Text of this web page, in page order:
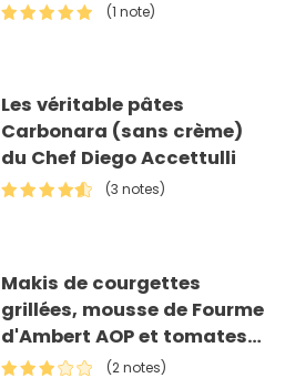
(1 note)
Les véritable pâtes
Carbonara (sans crème)
du Chef Diego Accettulli
(3 notes)
Makis de courgettes
grillées, mousse de Fourme
d'Ambert AOP et tomates
séchées
(2 notes)